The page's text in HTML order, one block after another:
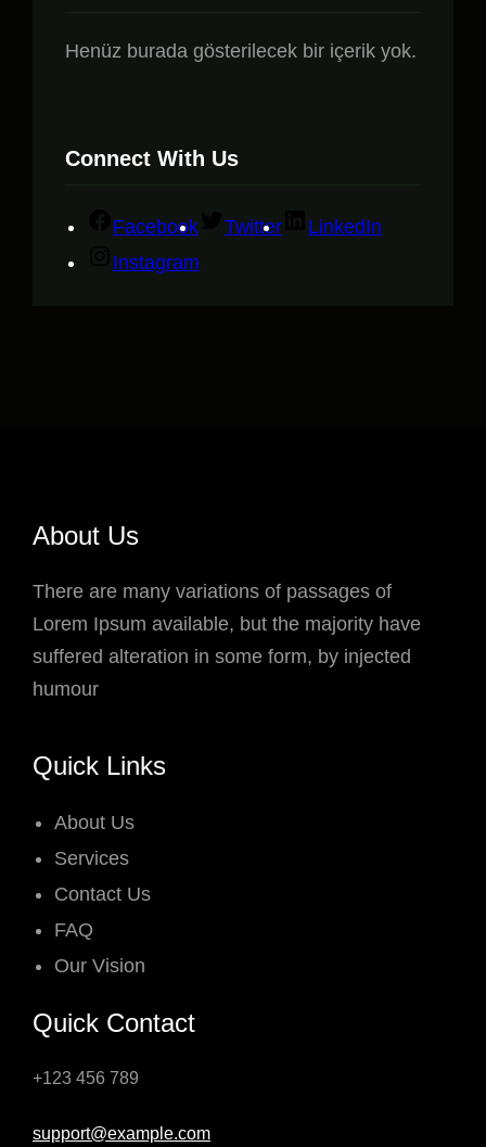
Henüz burada gösterilecek bir içerik yok.
Connect With Us
Facebook Twitter
LinkedIn
Instagram
About Us
There are many variations of passages of
Lorem Ipsum available, but the majority have
suffered alteration in some form, by injected
humour
Quick Links
About Us
Services
Contact Us
FAQ
Our Vision
Quick Contact
+123 456 789
support@example.com